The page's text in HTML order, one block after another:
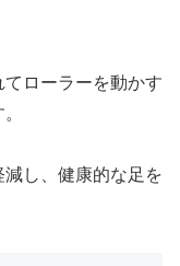
ローラーを動かす
し、健康的な足を